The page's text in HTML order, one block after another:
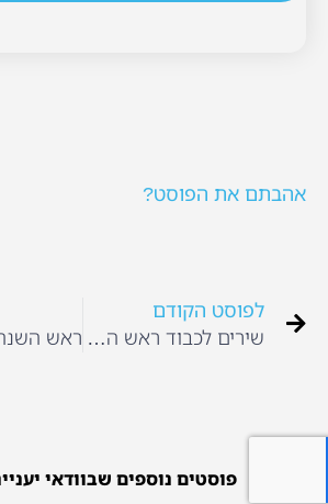
אהבתם את הפוסט?
לפוסט הקודם
שירים לכבוד ראש השנה האילנות
פוסטים נוספים שבוודאי